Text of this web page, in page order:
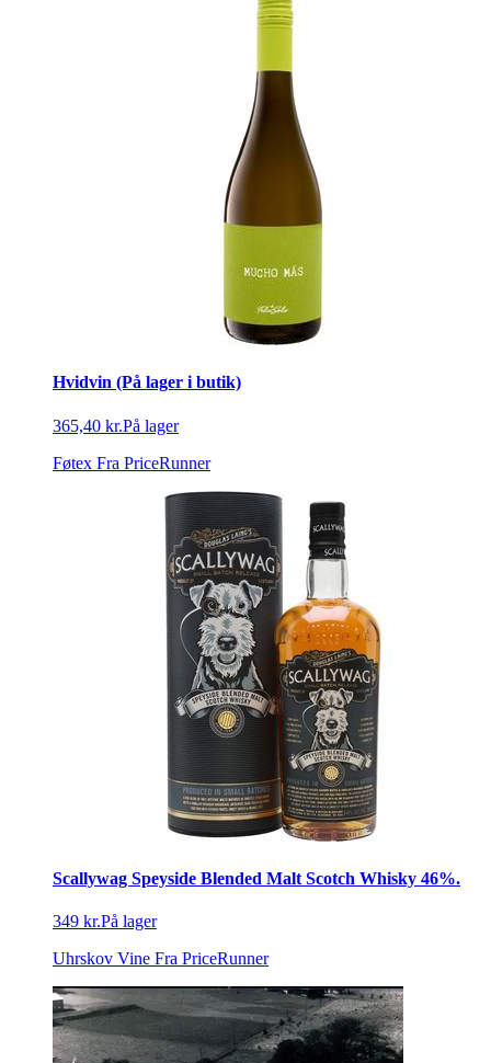
Hvidvin (På lager i butik)
365,40 kr.På lager
Føtex Fra PriceRunner
Scallywag Speyside Blended Malt Scotch Whisky 46%.
349 kr.På lager
Uhrskov Vine Fra PriceRunner